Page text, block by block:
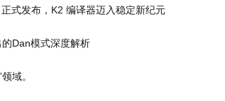
式发布，K2 编译器迈入稳定新纪元
Dan模式深度解析
域。